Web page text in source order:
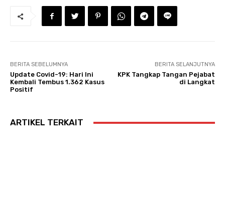
BERITA SEBELUMNYA
Update Covid-19: Hari Ini
Kembali Tembus 1.362 Kasus
Positif
BERITA SELANJUTNYA
KPK Tangkap Tangan Pejabat
di Langkat
ARTIKEL TERKAIT